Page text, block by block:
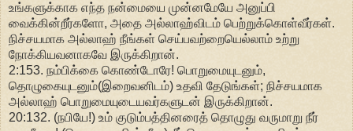
உங்களுக்காக எந்த நன்மையை முன்னமேயே அனுப்பி
வைக்கின்றீர்களோ, அதை அல்லாஹ்விடம் பெற்றுக்கொள்வீர்கள்.
நிச்சயமாக அல்லாஹ் நீங்கள் செய்பவற்றையெல்லாம் உற்று
நோக்கியவனாகவே இருக்கிறான்.
2:153. நம்பிக்கை கொண்டோரே! பொறுமையுடனும்,
தொழுகையுடனும்(இறைவனிடம்) உதவி தேடுங்கள்; நிச்சயமாக
அல்லாஹ் பொறுமையுடையவர்களுடன் இருக்கிறான்.
20:132. (நபியே!) உம் குடும்பத்தினரைத் தொழுது வருமாறு நீர்